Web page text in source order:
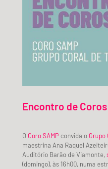
Encontro de Coros
O Coro SAMPconvida o Grupo
maestrina Ana Raquel
Auditório Barão de Viamonte,
(domingo), às 16h00, numa